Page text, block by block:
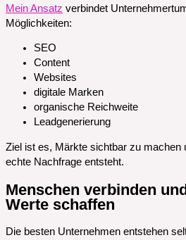
Mein Ansatz verbindet
Möglichkeiten:
SEO
Content
Websites
digitale Marken
organische Reichweite
Leadgenerierung
Ziel ist es, Märkte sichtbar zu machen
echte Nachfrage entsteht.
Menschen verbinden
Werte schaffen
Die besten Unternehmen entstehen